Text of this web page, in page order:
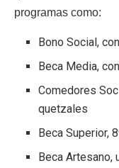
programas como:
Bono Social,
Beca Media,
Comedores
quetzales
Beca Superior,
Beca